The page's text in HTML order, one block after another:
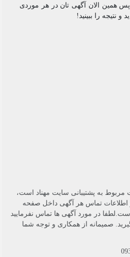
همین الان آگهی تان در هر موردی
نتیجه را ببینید!
به پشتیبانی سایت مهناد است،
تماس هر آگهی داخل صفحه
در مورد آگهی ها تماس نفرمایید
صمیمانه از همکاری و توجه شما